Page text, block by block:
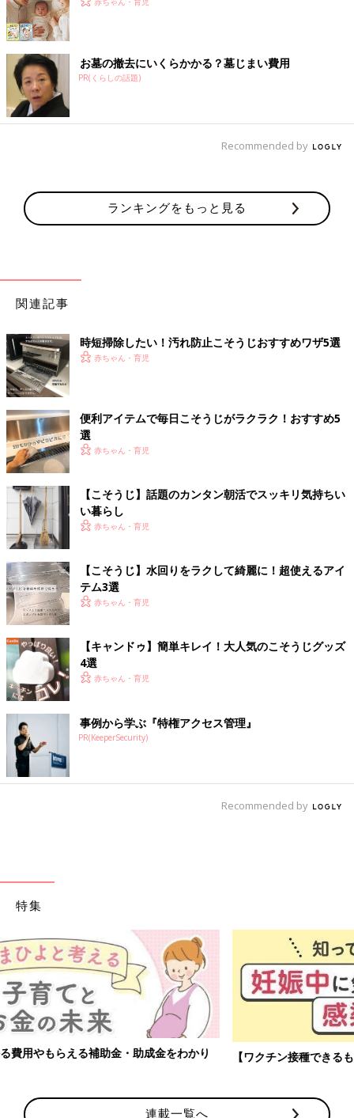
お墓の撤去にいくらかかる？墓じまい費用
PR(くらしの話題)
Recommended by
ランキングをもっと見る
関連記事
時短掃除したい！汚れ防止こそうじおすすめワザ5選
赤ちゃん・育児
便利アイテムで毎日こそうじがラクラク！おすすめ5
選
赤ちゃん・育児
【こそうじ】話題のカンタン朝活でスッキリ気持ちい
い暮らし
赤ちゃん・育児
【こそうじ】水回りをラクして綺麗に！超使えるアイ
テム3選
赤ちゃん・育児
【キャンドゥ】簡単キレイ！大人気のこそうじグッズ
4選
赤ちゃん・育児
事例から学ぶ『特権アクセス管理』
PR(KeeperSecurity)
Recommended by
特集
【ワクチン接種できるものも】妊婦の感染症対策、知っておいて！
連載一覧へ